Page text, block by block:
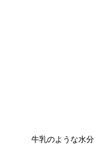
牛乳のような水